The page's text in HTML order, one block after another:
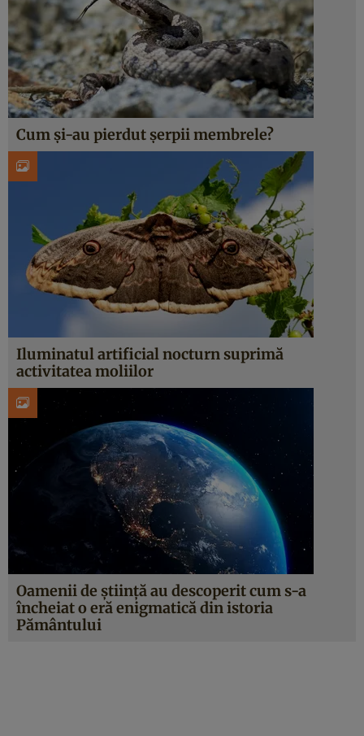
Cum și-au pierdut șerpii membrele?
Iluminatul artificial nocturn suprimă
activitatea moliilor
Oamenii de știință au descoperit cum s-a
încheiat o eră enigmatică din istoria
Pământului